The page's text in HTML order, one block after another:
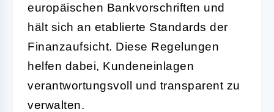
europäischen Bankvorschriften und
hält sich an etablierte Standards der
Finanzaufsicht. Diese Regelungen
helfen dabei, Kundeneinlagen
verantwortungsvoll und transparent zu
verwalten.